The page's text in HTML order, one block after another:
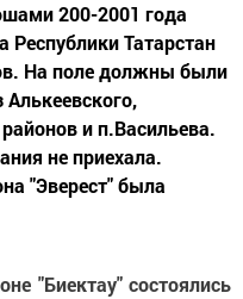
200-2001 года
Татарстан
На поле должны были
и п.Васильева.
не приехала.
"Эверест" была
"Биектау" состоялись